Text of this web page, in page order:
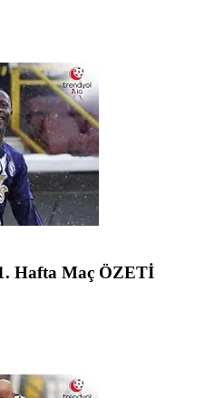
Hafta Maç ÖZETİ